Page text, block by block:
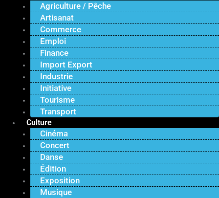
Agriculture / Pêche
Artisanat
Commerce
Emploi
Finance
Import Export
Industrie
Initiative
Tourisme
Transport
Culture
Cinéma
Concert
Danse
Édition
Exposition
Musique